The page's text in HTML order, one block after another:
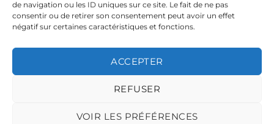
de navigation ou les ID uniques sur ce site. Le fait de ne pas
consentir ou de retirer son consentement peut avoir un effet
négatif sur certaines caractéristiques et fonctions.
ACCEPTER
REFUSER
VOIR LES PRÉFÉRENCES
POLITIQUE DE RETOUR
ILS PARLENT DE NOUS
Conditions d'utilisationde Google applicables.